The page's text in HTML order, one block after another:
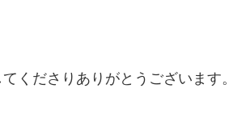
くださりありがとうございます。